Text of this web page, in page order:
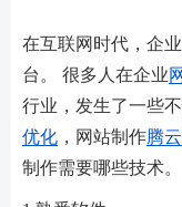
在互联网时代，企
台。 很多人在企业
行业，发生了一些
优化 ，网站制作腾
制作需要哪些技术。